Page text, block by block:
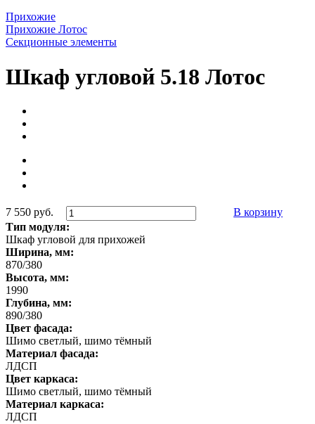
Прихожие
Прихожие Лотос
Секционные элементы
Шкаф угловой 5.18 Лотос
7 550 руб.
В корзину
Тип модуля:
Шкаф угловой для прихожей
Ширина, мм:
870/380
Высота, мм:
1990
Глубина, мм:
890/380
Цвет фасада:
Шимо светлый, шимо тёмный
Материал фасада:
ЛДСП
Цвет каркаса:
Шимо светлый, шимо тёмный
Материал каркаса:
ЛДСП